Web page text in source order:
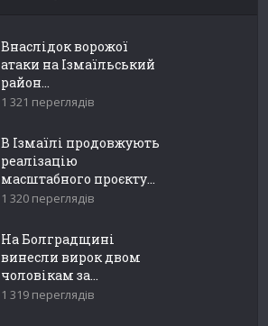
Внаслідок ворожої
атаки на Ізмаїльський
район...
1 321 переглядів
В Ізмаїлі продовжують
реалізацію
масштабного проєкту...
1 320 переглядів
На Болградщині
винесли вирок двом
чоловікам за...
1 319 переглядів